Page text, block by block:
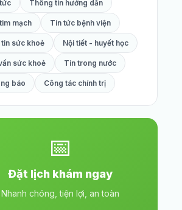
Thông tin hướng dẫn
mạch Tin tức bệnh viện
tin sức khoẻ Nội tiết - huyết học
sức khoẻ Tin trong nước
báo Công tác chính trị
📅
Đặt lịch khám ngay
Nhanh chóng, tiện lợi, an toàn